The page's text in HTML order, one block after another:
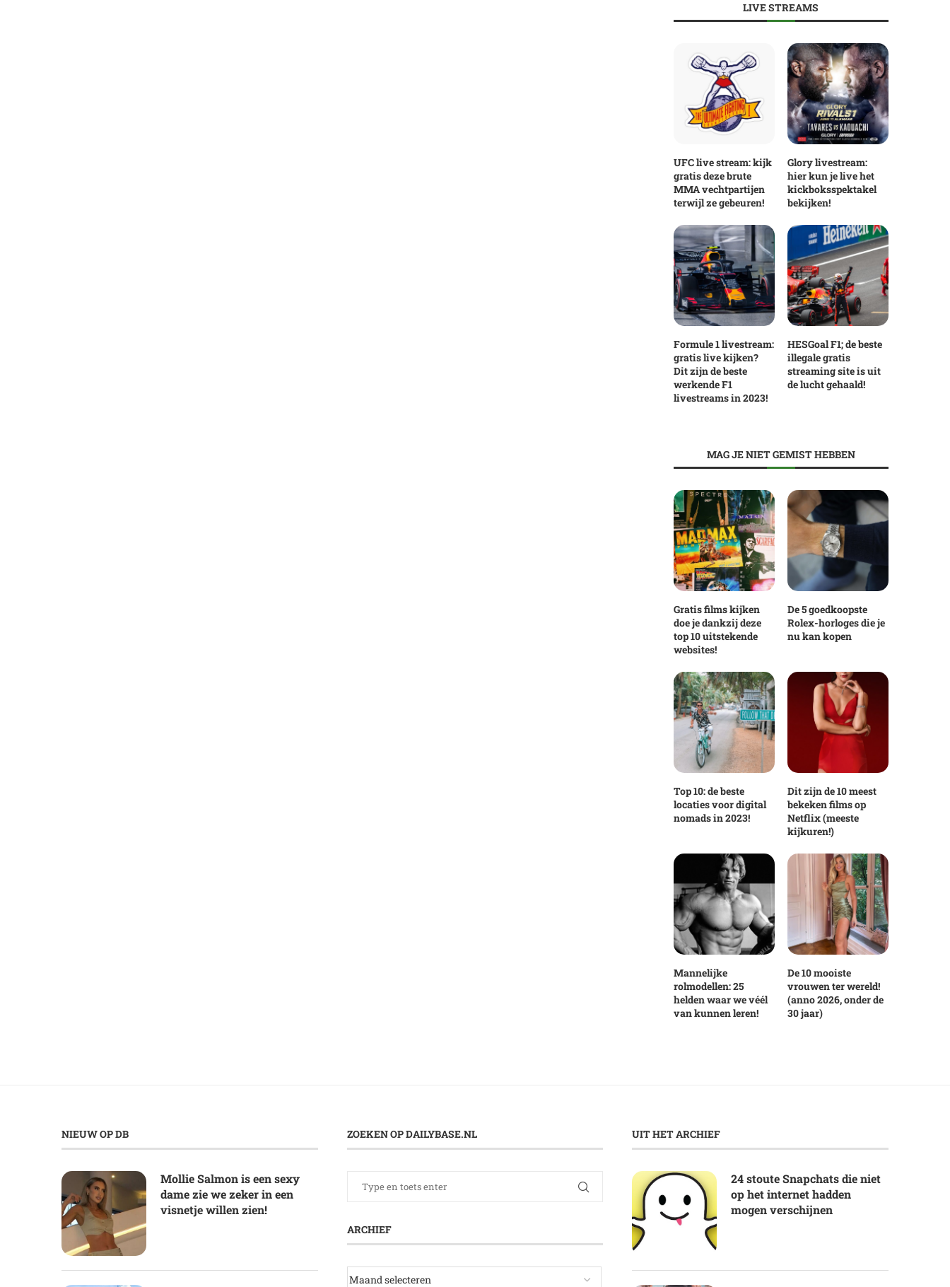
LIVE STREAMS
UFC live stream: kijk
gratis deze brute
MMA vechtpartijen
terwijl ze gebeuren!
Glory livestream:
hier kun je live het
kickboksspektakel
bekijken!
Formule 1 livestream:
gratis live kijken?
Dit zijn de beste
werkende F1
livestreams in 2023!
HESGoal F1; de beste
illegale gratis
streaming site is uit
de lucht gehaald!
MAG JE NIET GEMIST HEBBEN
Gratis films kijken
doe je dankzij deze
top 10 uitstekende
websites!
De 5 goedkoopste
Rolex-horloges die je
nu kan kopen
Top 10: de beste
locaties voor digital
nomads in 2023!
Dit zijn de 10 meest
bekeken films op
Netflix (meeste
kijkuren!)
Mannelijke
rolmodellen: 25
helden waar we véél
van kunnen leren!
De 10 mooiste
vrouwen ter wereld!
(anno 2026, onder de
30 jaar)
NIEUW OP DB
Mollie Salmon is een sexy
dame zie we zeker in een
visnetje willen zien!
ZOEKEN OP DAILYBASE.NL
ARCHIEF
UIT HET ARCHIEF
24 stoute Snapchats die niet
op het internet hadden
mogen verschijnen